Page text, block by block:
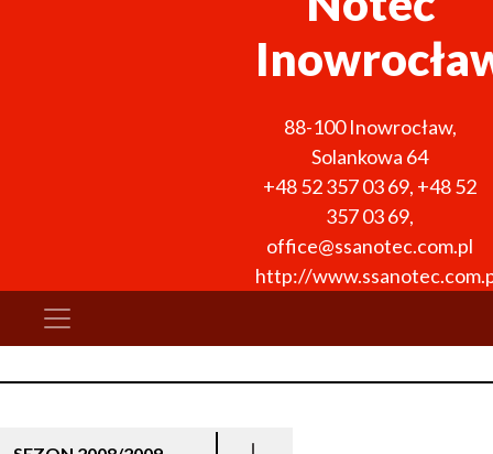
88-100 Inowrocław,
Solankowa 64
+48 52 357 03 69, +48 52
357 03 69,
office@ssanotec.com.pl
http://